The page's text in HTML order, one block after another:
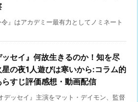
』はアカデミー最有力としてノミネート
ッセイ』何故生きるのか！知を尽
星の夜1人遊びは寒いから:コラム的
らすじ評価感想・動画配信
デッセイ』主演をマット・デイモン、監督